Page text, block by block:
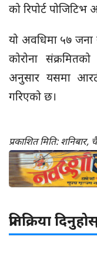
को रिपोर्ट पोजिटिभ
यो अवधिमा ५७
कोरोना
अनुसार यसमा
गरिएको छ।
प्रकाशित मिति: शनिबार,
प्रतिक्रिया